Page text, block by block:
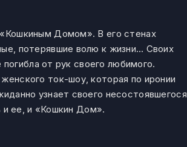
Домом». В его стенах
потерявшие волю к жизни… Своих
от рук своего любимого.
ток-шоу, которая по иронии
узнает своего несостоявшегося
и ее, и «Кошкин Дом».